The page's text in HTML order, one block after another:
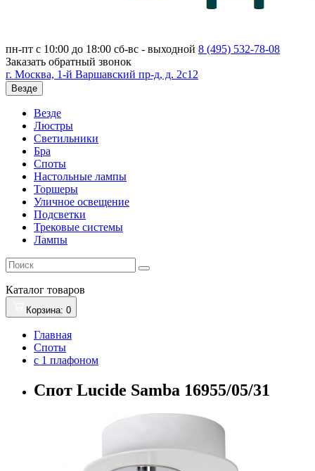
пн-пт с 10:00 до 18:00 сб-вс - выходной 8 (495) 532-78-08
Заказать обратный звонок
г. Москва, 1-й Варшавский пр-д, д. 2с12
Везде
Везде
Люстры
Светильники
Бра
Споты
Настольные лампы
Торшеры
Уличное освещение
Подсветки
Трековые системы
Лампы
Каталог товаров
Корзина: 0
Главная
Споты
с 1 плафоном
Спот Lucide Samba 16955/05/31